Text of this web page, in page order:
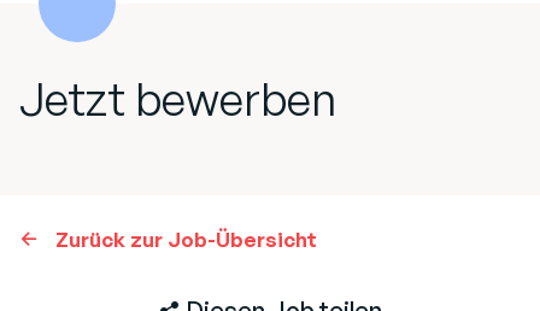
Jetzt bewerben
Zurück zur Job-Übersicht